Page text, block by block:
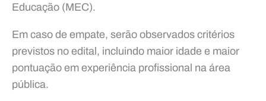
Educação (MEC).
Em caso de empate, serão observados critérios
previstos no edital, incluindo maior idade e maior
pontuação em experiência profissional na área
pública.